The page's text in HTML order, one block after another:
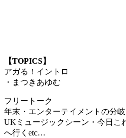
【TOPICS】
アガる！イントロ
・まつきあゆむ
フリートーク
年末・エンターテイメントの分
UKミュージックシーン・今日こ
へ行くetc…